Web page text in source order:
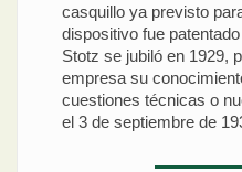
casquillo ya previsto
dispositivo fue
Stotz se jubiló en 1929,
empresa su
cuestiones técnicas o
el 3 de septiembre de